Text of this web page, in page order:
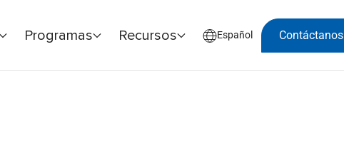
Programas Recursos Español
Contáctanos